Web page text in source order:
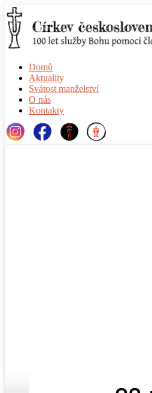
Domů
Aktuality
Svátost manželství
O nás
Kontakty